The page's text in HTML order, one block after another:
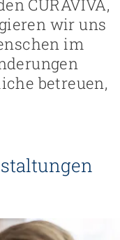
CURAVIVA,
wir uns
im
betreuen,